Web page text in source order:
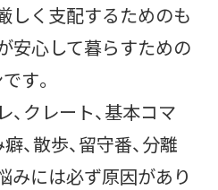
しく支配するためのも
安心して暮らすための
す。
、クレート、基本コマ
、散歩、留守番、分離
みには必ず原因があり